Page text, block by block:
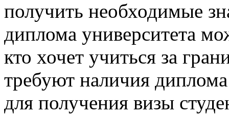
получить необходимые
диплома университета
кто хочет учиться за
требуют наличия
для получения визы